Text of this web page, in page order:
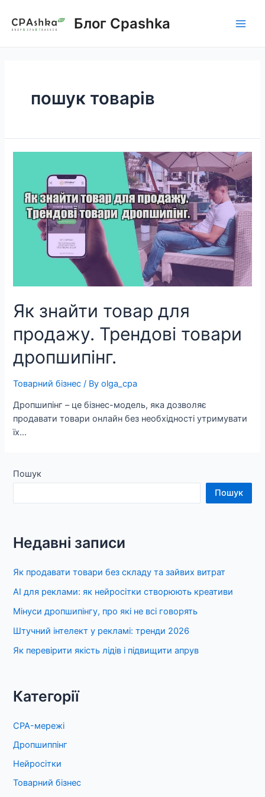
content
Блог Cpashka
пошук товарів
Як знайти товар для
продажу. Трендові товари
дропшипінг.
Товарний бізнес / Byolga_cpa
Дропшипінг – це бізнес-модель, яка дозволяє
продавати товари онлайн без необхідності утримувати
їх…
Пошук
Пошук
Недавні записи
Як продавати товари без складу та зайвих витрат
AI для реклами: як нейросітки створюють креативи
Мінуси дропшипінгу, про які не всі говорять
Штучний інтелект у рекламі: тренди 2026
Як перевірити якість лідів і підвищити апрув
Категорії
CPA-мережі
Дропшиппінг
Нейросітки
Товарний бізнес